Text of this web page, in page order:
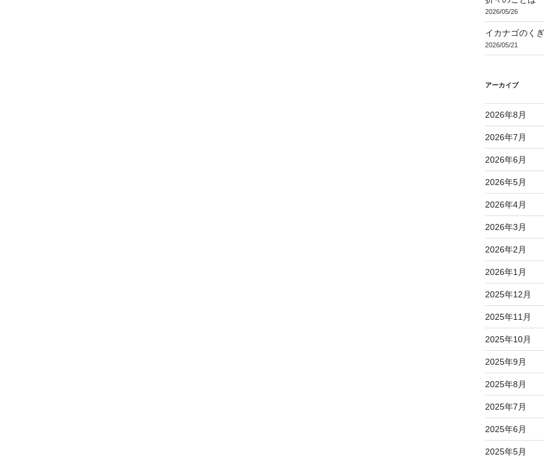
2026/05/26
イカナゴのく
2026/05/21
アーカイブ
2026年8月
2026年7月
2026年6月
2026年5月
2026年4月
2026年3月
2026年2月
2026年1月
2025年12月
2025年11月
2025年10月
2025年9月
2025年8月
2025年7月
2025年6月
2025年5月